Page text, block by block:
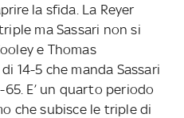
la sfida. La Reyer
ma Sassari non si
e Thomas
14-5 che manda Sassari
E’ un quarto periodo
che subisce le triple di